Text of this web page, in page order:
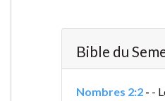
Bible du
Nombres 2:2- -